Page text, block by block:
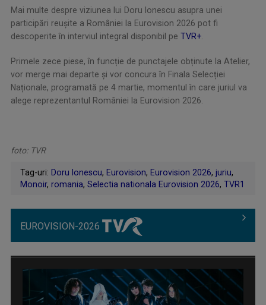
Mai multe despre viziunea lui Doru Ionescu asupra unei
participări reușite a României la Eurovision 2026 pot fi
descoperite în interviul integral disponibil pe TVR+.
Primele zece piese, în funcție de punctajele obținute la Atelier,
vor merge mai departe și vor concura în Finala Selecției
Naționale, programată pe 4 martie, momentul în care juriul va
alege reprezentantul României la Eurovision 2026.
foto: TVR
Tag-uri: Doru Ionescu, Eurovision, Eurovision 2026, juriu,
Monoir, romania, Selectia nationala Eurovision 2026, TVR1
EUROVISION-2026